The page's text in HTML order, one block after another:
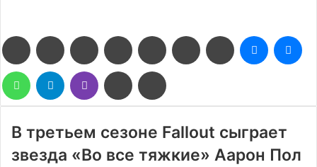
FacebookTwitter LinkedIn Pinterest Reddit ВконтактеОдноклассники
Messenger
WhatsAppTelegram Viber
Поделиться
через
электронную
В третьем сезоне Fallout сыграет
звезда «Во все тяжкие» Аарон Пол